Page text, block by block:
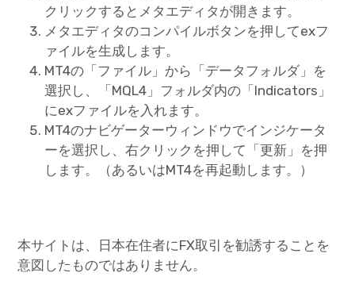
クリックするとメタエディタが開きます。
メタエディタのコンパイルボタンを押してexフ
ァイルを生成します。
MT4の「ファイル」から「データフォルダ」を
選択し、「MQL4」フォルダ内の「Indicators」
にexファイルを入れます。
MT4のナビゲーターウィンドウでインジケータ
ーを選択し、右クリックを押して「更新」を押
します。（あるいはMT4を再起動します。）
本サイトは、日本在住者にFX取引を勧誘することを
意図したものではありません。